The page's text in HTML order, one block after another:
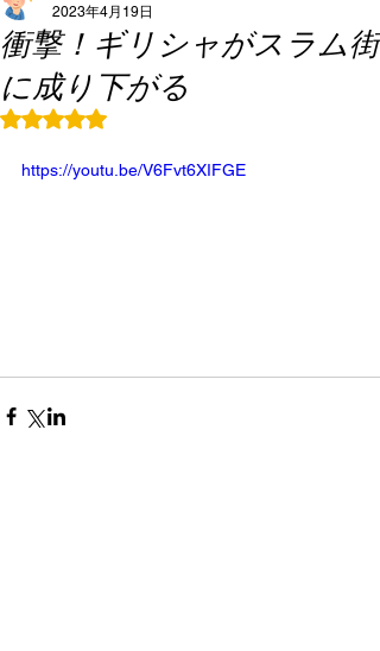
衝撃！ギリシャがスラム街
に成り下がる
2023年4月19日
5つ星のうちNaNと評価されています。
https://youtu.be/V6Fvt6XIFGE